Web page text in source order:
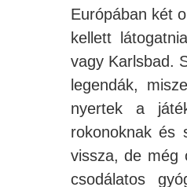
Európában két
kellett
vagy Karlsbad.
legendák,
nyertek a
rokonoknak és
vissza, de még
csodálatos